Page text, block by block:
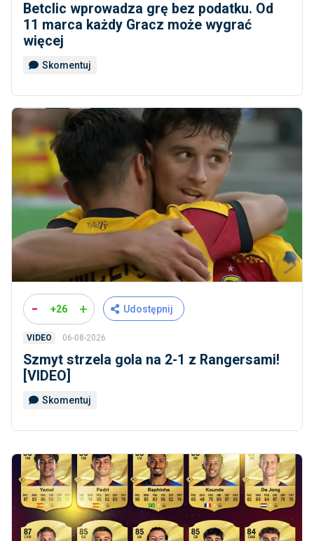
Betclic wprowadza grę bez podatku. Od
11 marca każdy Gracz może wygrać
więcej
Skomentuj
- +26 + Udostępnij
VIDEO 06-08-2026
Szmyt strzela gola na 2-1 z Rangersami!
[VIDEO]
Skomentuj